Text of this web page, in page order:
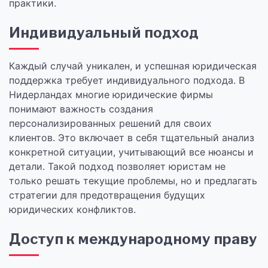
практики.
Индивидуальный подход
Каждый случай уникален, и успешная юридическая
поддержка требует индивидуального подхода. В
Нидерландах многие юридические фирмы
понимают важность создания
персонализированных решений для своих
клиентов. Это включает в себя тщательный анализ
конкретной ситуации, учитывающий все нюансы и
детали. Такой подход позволяет юристам не
только решать текущие проблемы, но и предлагать
стратегии для предотвращения будущих
юридических конфликтов.
Доступ к международному праву